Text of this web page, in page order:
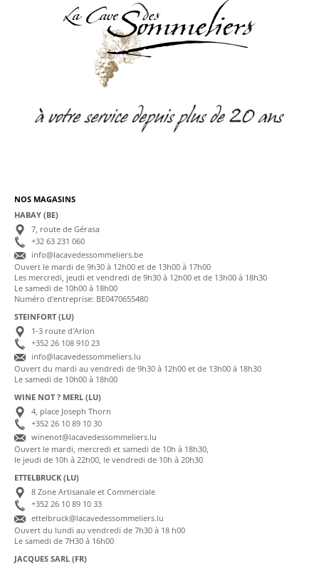
NOS MAGASINS
HABAY (BE)
7, route de Gérasa
+32 63 231 060
info@lacavedessommeliers.be
Ouvert le mardi de 9h30 à 12h00 et de 13h00 à 17h00
Les mercredi, jeudi et vendredi de 9h30 à 12h00 et de 13h00 à 18h30
Le samedi de 10h00 à 18h00
Numéro d'entreprise: BE0470655480
STEINFORT (LU)
1-3 route d'Arlon
+352 26 108 910 23
info@lacavedessommeliers.lu
Ouvert du mardi au vendredi de 9h30 à 12h00 et de 13h00 à 18h30
Le samedi de 10h00 à 18h00
WINE NOT ? MERL (LU)
4, place Joseph Thorn
+352 26 10 89 10 30
winenot@lacavedessommeliers.lu
Ouvert le mardi, mercredi et samedi de 10h à 18h30,
le jeudi de 10h à 22h00, le vendredi de 10h à 20h30
ETTELBRUCK (LU)
8 Zone Artisanale et Commerciale
+352 26 10 89 10 33
ettelbruck@lacavedessommeliers.lu
Ouvert du lundi au vendredi de 7h30 à 18 h00
Le samedi de 7H30 à 16h00
JACQUES SARL (FR)